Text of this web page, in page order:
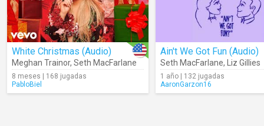
White Christmas (Audio)
Meghan Trainor, Seth MacFarlane
8 meses | 168 jugadas
PabloBiel
Ain't We Got Fun (Audio)
Seth MacFarlane, Liz Gillies
1 año | 132 jugadas
AaronGarzon16